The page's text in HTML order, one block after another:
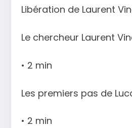
Libération de Laurent
Le chercheur Laurent
• 2 min
Les premiers pas de
• 2 min